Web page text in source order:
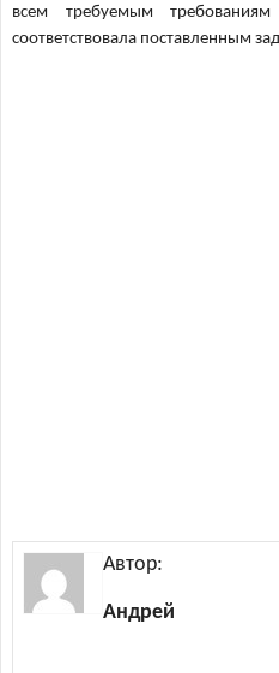
всем требуемым
соответствовала поставленным
Автор:
Андрей